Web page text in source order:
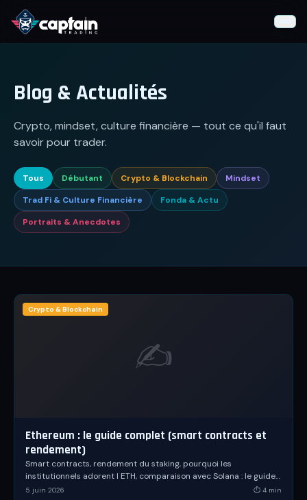
📊Fondamentaux
⚡Stratégies
🧠Psychologie
🛠Outils du Trader
Le Dico
🌐 Langue / Language
Blog & Actualités
Crypto, mindset, culture financière — tout ce qu'il faut
savoir pour trader.
Tous Débutant Crypto & Blockchain
Mindset
Trad Fi & Culture Financière
Fonda & Actu
Portraits & Anecdotes
✍️
Crypto & Blockchain
Ethereum : le guide complet (smart contracts et
rendement)
Smart contracts, rendement du staking, pourquoi les
institutionnels adorent l ETH, comparaison avec Solana : le guide
complet d Ethereum, l ordinateur mondial.
5 juin 2026 ⏱ 4 min